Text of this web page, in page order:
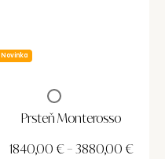
Novinka
Prsteň Monterosso
1840,00 € – 3880,00 €